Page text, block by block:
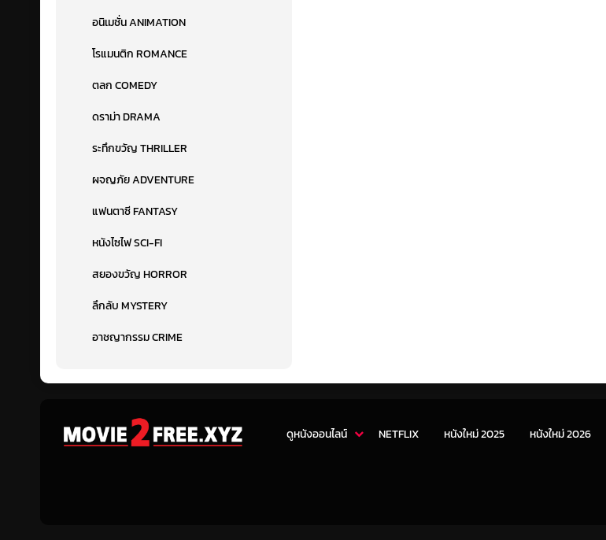
อนิเมชั่น ANIMATION
โรแมนติก ROMANCE
ตลก COMEDY
ดราม่า DRAMA
ระทึกขวัญ THRILLER
ผจญภัย ADVENTURE
แฟนตาซี FANTASY
หนังไซไฟ SCI-FI
สยองขวัญ HORROR
ลึกลับ MYSTERY
อาชญากรรม CRIME
ดูหนังออนไลน์ NETFLIX หนังใหม่ 2025 หนังใหม่ 2026